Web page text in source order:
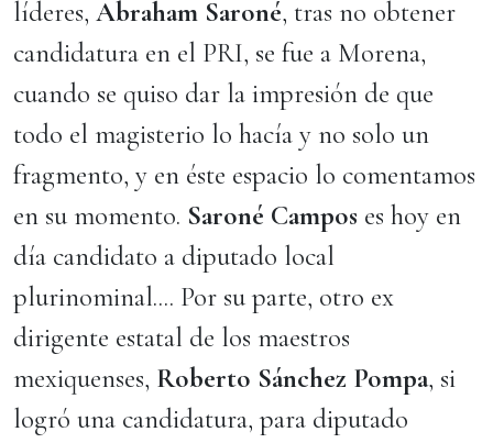
líderes, Abraham Saroné, tras no obtener
candidatura en el PRI, se fue a Morena,
cuando se quiso dar la impresión de que
todo el magisterio lo hacía y no solo un
fragmento, y en éste espacio lo comentamos
en su momento. Saroné Campos es hoy en
día candidato a diputado local
plurinominal.... Por su parte, otro ex
dirigente estatal de los maestros
mexiquenses, Roberto Sánchez Pompa, si
logró una candidatura, para diputado